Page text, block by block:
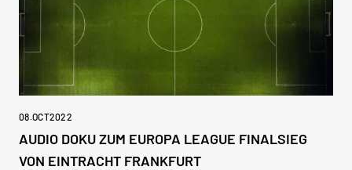
08 OCT2022
AUDIO DOKU ZUM EUROPA LEAGUE FINALSIEG
VON EINTRACHT FRANKFURT